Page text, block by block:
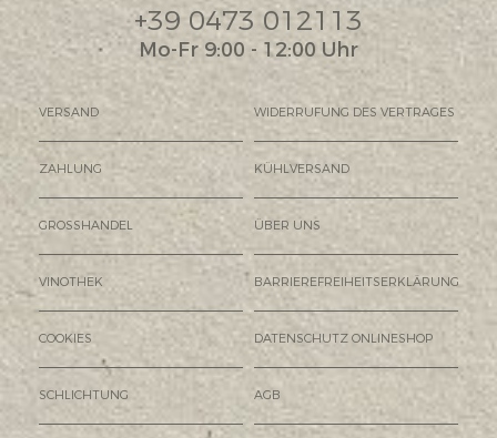
+39 0473 012113
Mo-Fr 9:00 - 12:00 Uhr
VERSAND WIDERRUFUNG DES VERTRAGES
ZAHLUNG KÜHLVERSAND
GROSSHANDEL ÜBER UNS
VINOTHEK BARRIEREFREIHEITSERKLÄRUNG
COOKIES DATENSCHUTZ ONLINESHOP
SCHLICHTUNG AGB